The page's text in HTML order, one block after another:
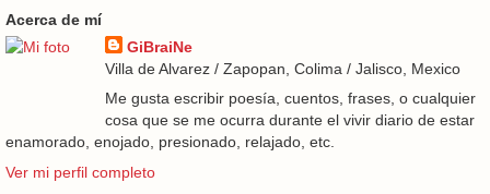
Acerca de mí
GiBraiNe
Villa de Alvarez / Zapopan, Colima / Jalisco, Mexico
Me gusta escribir poesía, cuentos, frases, o cualquier
cosa que se me ocurra durante el vivir diario de estar
enamorado, enojado, presionado, relajado, etc.
Ver mi perfil completo